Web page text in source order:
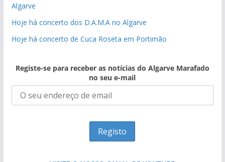
Algarve
Hoje há concerto dos D.A.M.A no Algarve
Hoje há concerto de Cuca Roseta em Portimão
Registe-se para receber as notícias do Algarve Marafado
no seu e-mail